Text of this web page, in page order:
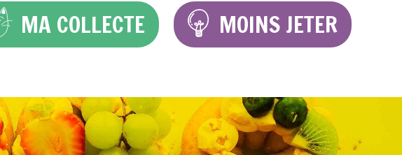
MA COLLECTE MOINS JETER